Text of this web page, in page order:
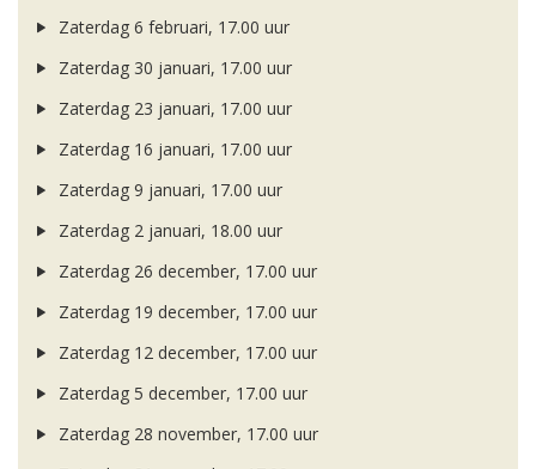
Zaterdag 6 februari, 17.00 uur
Zaterdag 30 januari, 17.00 uur
Zaterdag 23 januari, 17.00 uur
Zaterdag 16 januari, 17.00 uur
Zaterdag 9 januari, 17.00 uur
Zaterdag 2 januari, 18.00 uur
Zaterdag 26 december, 17.00 uur
Zaterdag 19 december, 17.00 uur
Zaterdag 12 december, 17.00 uur
Zaterdag 5 december, 17.00 uur
Zaterdag 28 november, 17.00 uur